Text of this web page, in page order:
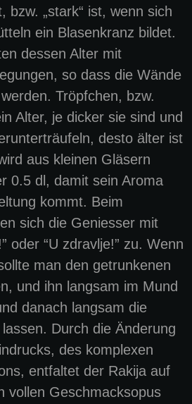
bzw. „stark“ ist, wenn sich
ein Blasenkranz bildet.
dessen Alter mit
so dass die Wände
Tröpfchen, bzw.
Alter, je dicker sie sind und
desto älter ist
aus kleinen Gläsern
0.5 dl, damit sein Aroma
kommt. Beim
sich die Geniesser mit
oder “U zdravlje!” zu. Wenn
man den getrunkenen
und ihn langsam im Mund
danach langsam die
Durch die Änderung
des komplexen
entfaltet der Rakija auf
vollen Geschmacksopus